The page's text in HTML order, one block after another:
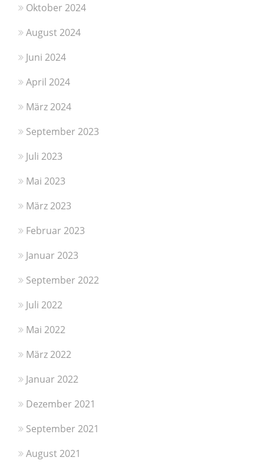
Oktober 2024
August 2024
Juni 2024
April 2024
März 2024
September 2023
Juli 2023
Mai 2023
März 2023
Februar 2023
Januar 2023
September 2022
Juli 2022
Mai 2022
März 2022
Januar 2022
Dezember 2021
September 2021
August 2021